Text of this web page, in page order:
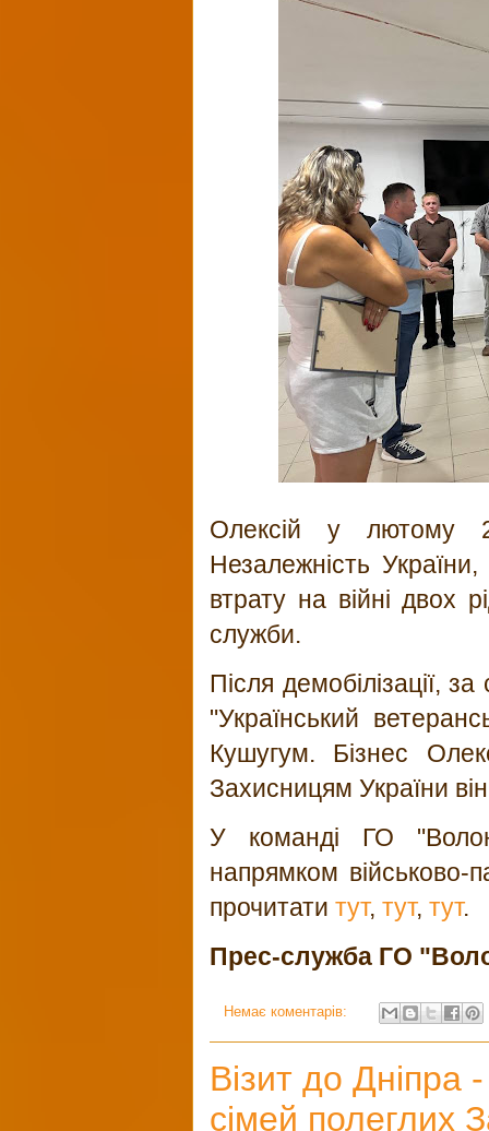
Олексій у лютому
Незалежність
втрату на війні двох
служби.
Після демобілізації,
"Український
Кушугум. Бізнес
Захисницям України
У команді ГО
напрямком військово-
прочитати тут, тут, тут.
Прес-служба ГО
Немає коментарів:
Візит до Дніпра
сімей полеглих